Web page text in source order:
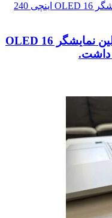
لپ تاپ جدید Razer Blade 16 اولین نمایشگر OLED 16 اینچی 240
لپ تاپ جدید Razer Blade 16 اولین نمایشگر OLED 16